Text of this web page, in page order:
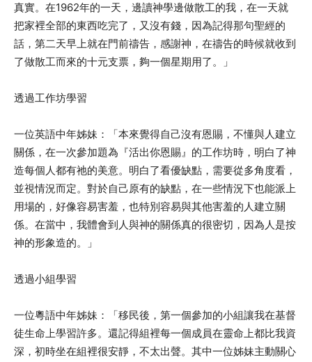
真實。在1962年的一天，邊讀神學邊做散工的我，在一天就
把家裡全部的東西吃完了，又沒有錢，因為記得那句聖經的
話，第二天早上就在門前禱告，感謝神，在禱告的時候就收到
了做散工而來的十元支票，夠一個星期用了。」
透過工作坊學習
一位英語中年姊妹：「本來覺得自己沒有恩賜，不懂與人建立
關係，在一次參加題為『活出你恩賜』的工作坊時，明白了神
造每個人都有祂的美意。明白了看優缺點，需要從多角度看，
並視情況而定。對於自己原有的缺點，在一些情況下也能派上
用場的，好像容易害羞，也特別容易與其他害羞的人建立關
係。在當中，我體會到人與神的關係真的很密切，因為人是按
神的形象造的。」
透過小組學習
一位粵語中年姊妹：「移民後，第一個參加的小組讓我在基督
徒生命上學習許多。還記得組裡每一個成員在靈命上都比我資
深，初時坐在組裡很安靜，不太出聲。其中一位姊妹主動關心